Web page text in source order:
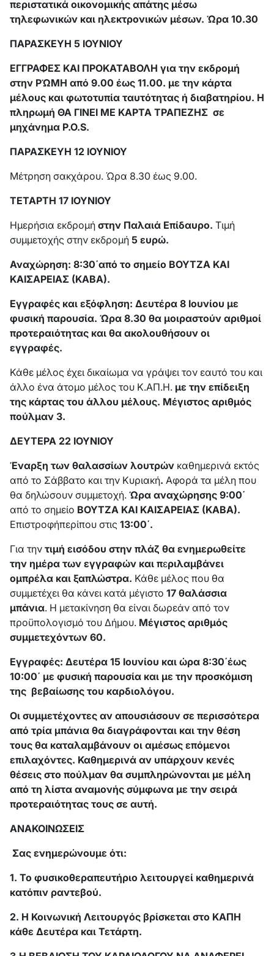
περιστατικά οικονομικής απάτης μέσω
τηλεφωνικών και ηλεκτρονικών μέσων. Ώρα 10.30
ΠΑΡΑΣΚΕΥΗ 5 ΙΟΥΝΙΟΥ
ΕΓΓΡΑΦΕΣ ΚΑΙ ΠΡΟΚΑΤΑΒΟΛΗ για την εκδρομή
στην ΡΏΜΗ από 9.00 έως 11.00. με την κάρτα
μέλους και φωτοτυπία ταυτότητας ή διαβατηρίου. Η
πληρωμή ΘΑ ΓΙΝΕΙ ΜΕ ΚΑΡΤΑ ΤΡΑΠΕΖΗΣ σε
μηχάνημα P.O.S.
ΠΑΡΑΣΚΕΥΗ 12 ΙΟΥΝΙΟΥ
Μέτρηση σακχάρου. Ώρα 8.30 έως 9.00.
ΤΕΤΑΡΤΗ 17 ΙΟΥΝΙΟΥ
Ημερήσια εκδρομή στην Παλαιά Επίδαυρο. Τιμή
συμμετοχής στην εκδρομή 5 ευρώ.
Αναχώρηση: 8:30΄από το σημείο ΒΟΥΤΖΑ ΚΑΙ
ΚΑΙΣΑΡΕΙΑΣ (ΚΑΒΑ).
Εγγραφές και εξόφληση: Δευτέρα 8 Ιουνίου με
φυσική παρουσία. Ώρα 8.30 θα μοιραστούν αριθμοί
προτεραιότητας και θα ακολουθήσουν οι
εγγραφές.
Κάθε μέλος έχει δικαίωμα να γράψει τον εαυτό του και
άλλο ένα άτομο μέλος του Κ.ΑΠ.Η. με την επίδειξη
της κάρτας του άλλου μέλους. Μέγιστος αριθμός
πούλμαν 3.
ΔΕΥΤΕΡΑ 22 ΙΟΥΝΙΟΥ
Έναρξη των θαλασσίων λουτρών καθημερινά εκτός
από το Σάββατο και την Κυριακή. Αφορά τα μέλη που
θα δηλώσουν συμμετοχή. Ώρα αναχώρησης 9:00΄
από το σημείο ΒΟΥΤΖΑ ΚΑΙ ΚΑΙΣΑΡΕΙΑΣ (ΚΑΒΑ).
Επιστροφήπερίπου στις 13:00΄.
Για την τιμή εισόδου στην πλάζ θα ενημερωθείτε
την ημέρα των εγγραφών και περιλαμβάνει
ομπρέλα και ξαπλώστρα. Κάθε μέλος που θα
συμμετέχει θα κάνει κατά μέγιστο 17 θαλάσσια
μπάνια. Η μετακίνηση θα είναι δωρεάν από τον
προϋπολογισμό του Δήμου. Μέγιστος αριθμός
συμμετεχόντων 60.
Εγγραφές: Δευτέρα 15 Ιουνίου και ώρα 8:30΄έως
10:00΄ με φυσική παρουσία και με την προσκόμιση
της βεβαίωσης του καρδιολόγου.
Οι συμμετέχοντες αν απουσιάσουν σε περισσότερα
από τρία μπάνια θα διαγράφονται και την θέση
τους θα καταλαμβάνουν οι αμέσως επόμενοι
επιλαχόντες. Καθημερινά αν υπάρχουν κενές
θέσεις στο πούλμαν θα συμπληρώνονται με μέλη
από τη λίστα αναμονής σύμφωνα με την σειρά
προτεραιότητας τους σε αυτή.
ΑΝΑΚΟΙΝΩΣΕΙΣ
Σας ενημερώνουμε ότι:
1. Το φυσικοθεραπευτήριο λειτουργεί καθημερινά
κατόπιν ραντεβού.
2. Η Κοινωνική Λειτουργός βρίσκεται στο ΚΑΠΗ
κάθε Δευτέρα και Τετάρτη.